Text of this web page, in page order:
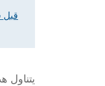
قبل
يتناول